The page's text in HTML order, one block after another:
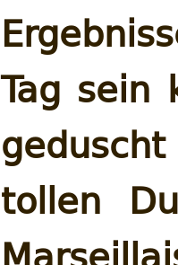
Tag sein
tollen